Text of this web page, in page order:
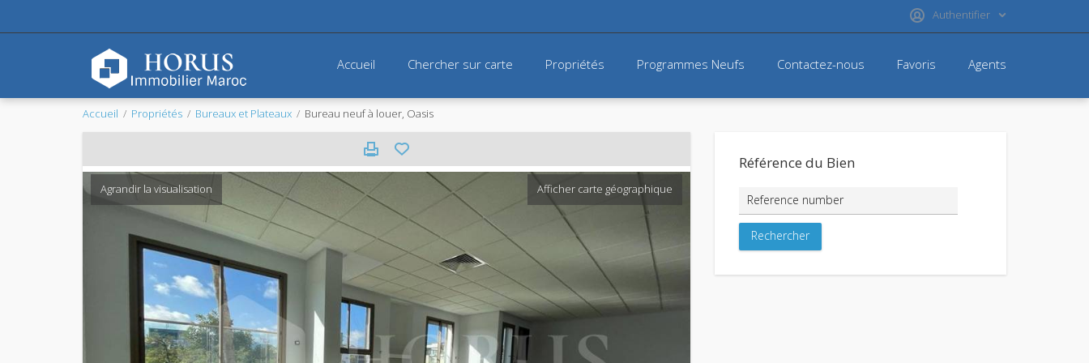
Authentifier
Accueil Chercher sur carte Propriétés Programmes Neufs Contactez-nous Favoris Agents
Accueil Propriétés Bureaux et Plateaux Bureau neuf à louer, Oasis
Référence du Bien
Agrandir la visualisation Afficher carte géographique